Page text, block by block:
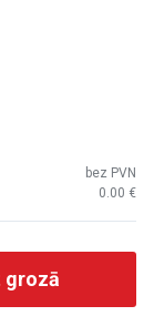
0.00
bez PVN
grozā